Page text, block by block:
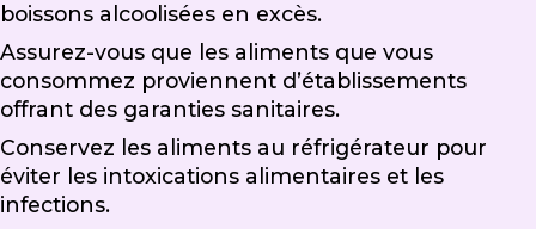
boissons alcoolisées en excès.
Assurez-vous que les aliments que vous
consommez proviennent d’établissements
offrant des garanties sanitaires.
Conservez les aliments au réfrigérateur pour
éviter les intoxications alimentaires et les
infections.